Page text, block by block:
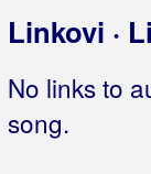
Linkovi ·
No links to
song.